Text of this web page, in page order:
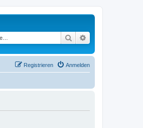
Suche
Anmelden
Registrieren